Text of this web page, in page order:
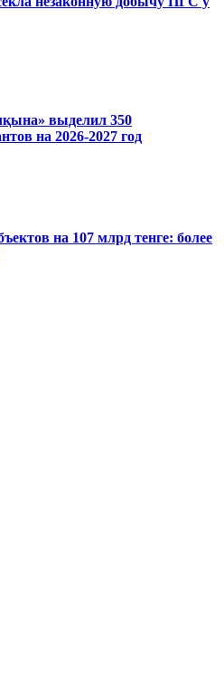
выделил 350
на 2026-2027 год
на 107 млрд тенге: более